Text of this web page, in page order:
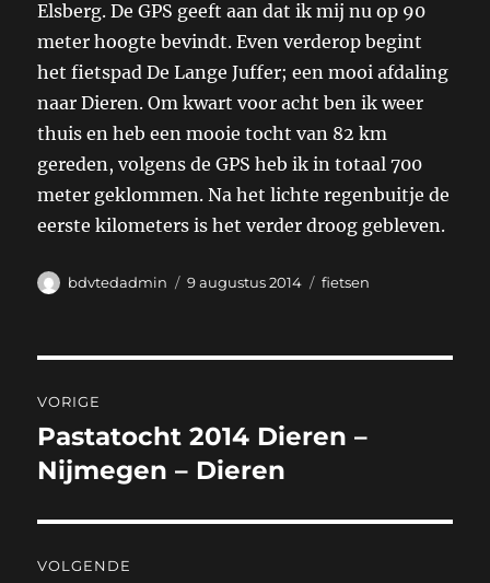
Elsberg. De GPS geeft aan dat ik mij nu op 90
meter hoogte bevindt. Even verderop begint
het fietspad De Lange Juffer; een mooi afdaling
naar Dieren. Om kwart voor acht ben ik weer
thuis en heb een mooie tocht van 82 km
gereden, volgens de GPS heb ik in totaal 700
meter geklommen. Na het lichte regenbuitje de
eerste kilometers is het verder droog gebleven.
Auteur
bdvtedadmin
Geplaatst
9 augustus 2014 Categorieën
fietsen
navigatie
VORIGE
Vorig
bericht:
Pastatocht 2014 Dieren –
Nijmegen – Dieren
VOLGENDE